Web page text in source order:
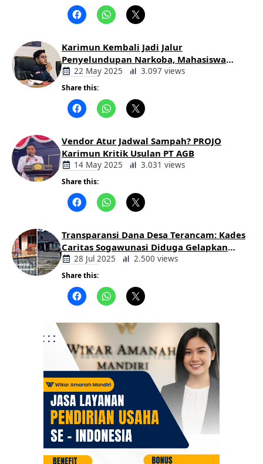
Karimun Kembali Jadi Jalur
Penyelundupan Narkoba, Mahasiswa
Desak Pemkab dan Aparat Bertindak
Tegas
22 May 2025 3.097 views
Share this:
Vendor Atur Jadwal Sampah? PROJO
Karimun Kritik Usulan PT AGB
14 May 2025 3.031 views
Share this:
Transparansi Dana Desa Terancam: Kades
Caritas Sogawunasi Diduga Gelapkan
Bantuan untuk Warga
28 Jul 2025 2.500 views
Share this: